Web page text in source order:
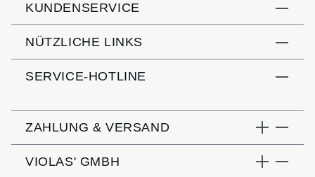
KUNDENSERVICE
NÜTZLICHE LINKS
SERVICE-HOTLINE
ZAHLUNG & VERSAND
VIOLAS' GMBH